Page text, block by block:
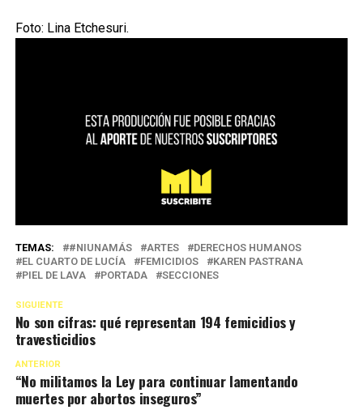
Foto: Lina Etchesuri.
TEMAS: #NIUNAMÁS ARTES
DERECHOS HUMANOS
EL CUARTO DE LUCÍA
FEMICIDIOS
KAREN PASTRANA
PIEL DE LAVA
PORTADA SECCIONES
SIGUIENTE
No son cifras: qué representan 194 femicidios y
travesticidios
ANTERIOR
“No militamos la Ley para continuar lamentando
muertes por abortos inseguros”